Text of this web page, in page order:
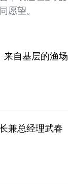
愿望。
来自基层的渔场
兼总经理武春